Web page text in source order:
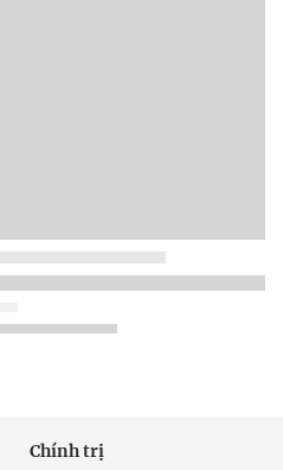
Chính trị